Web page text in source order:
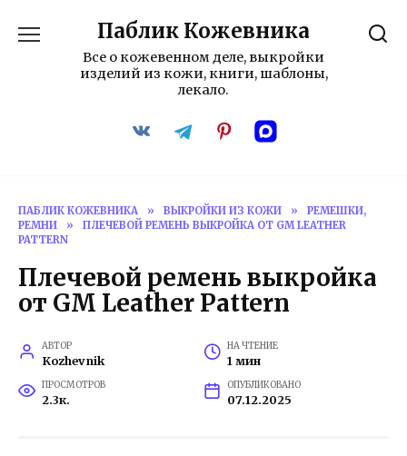
содержанию
Паблик Кожевника
Все о кожевенном деле, выкройки
изделий из кожи, книги, шаблоны,
лекало.
ПАБЛИК КОЖЕВНИКА » ВЫКРОЙКИ ИЗ КОЖИ »
РЕМЕШКИ,
РЕМНИ
»
ПЛЕЧЕВОЙ РЕМЕНЬ ВЫКРОЙКА ОТ GM LEATHER
PATTERN
Плечевой ремень выкройка
от GM Leather Pattern
АВТОР
Kozhevnik
НА ЧТЕНИЕ
1 мин
ПРОСМОТРОВ
2.3к.
ОПУБЛИКОВАНО
07.12.2025